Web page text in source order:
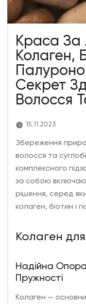
Краса За
Колаген,
Секрет
Волосся
15.11.2023
Збереження
волосся та
комплексного
за собою
рішення, серед
колаген, біотин і
Колаген
Надійна
Пружності
Колаген —